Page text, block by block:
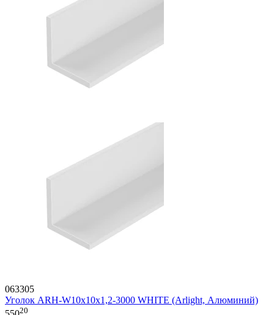
063305
Уголок ARH-W10x10x1,2-3000 WHITE (Arlight, Алюминий)
20